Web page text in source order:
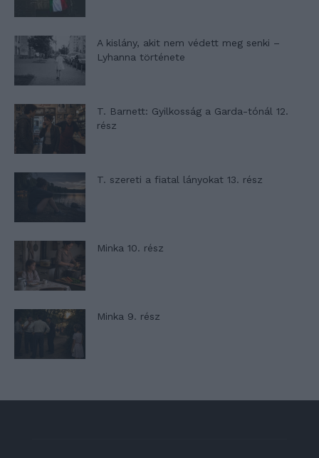
A kislány, akit nem védett meg senki –
Lyhanna története
T. Barnett: Gyilkosság a Garda-tónál 12.
rész
T. szereti a fiatal lányokat 13. rész
Minka 10. rész
Minka 9. rész